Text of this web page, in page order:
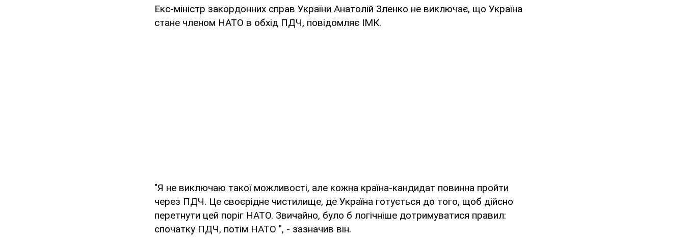
Екс-міністр закордонних справ України Анатолій Зленко не виключає, що Україна
стане членом НАТО в обхід ПДЧ, повідомляє ІМК.
"Я не виключаю такої можливості, але кожна країна-кандидат повинна пройти
через ПДЧ. Це своєрідне чистилище, де Україна готується до того, щоб дійсно
перетнути цей поріг НАТО. Звичайно, було б логічніше дотримуватися правил:
спочатку ПДЧ, потім НАТО ", - зазначив він.